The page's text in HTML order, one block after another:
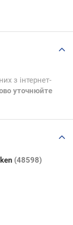
з інтернет-
уточнюйте
(48598)